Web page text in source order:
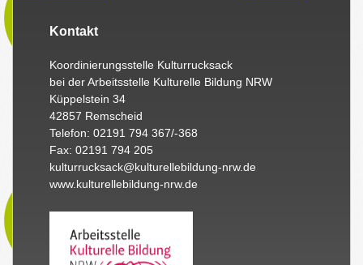
Kontakt
Koordinierungsstelle Kulturrucksack
bei der Arbeitsstelle Kulturelle Bildung NRW
Küppelstein 34
42857 Remscheid
Telefon: 02191 794 367/-368
Fax: 02191 794 205
kulturrucksack@kulturellebildung-nrw.de
www.kulturellebildung-nrw.de